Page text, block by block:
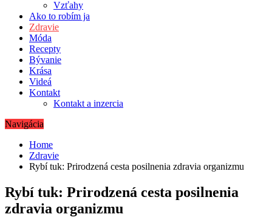
Vzťahy
Ako to robím ja
Zdravie
Móda
Recepty
Bývanie
Krása
Videá
Kontakt
Kontakt a inzercia
Navigácia
Home
Zdravie
Rybí tuk: Prirodzená cesta posilnenia zdravia organizmu
Rybí tuk: Prirodzená cesta posilnenia
zdravia organizmu